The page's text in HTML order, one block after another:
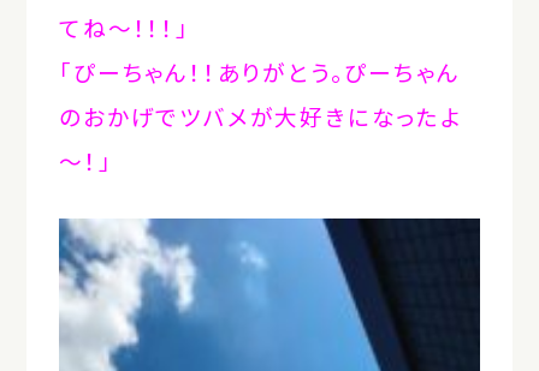
てね～！！！」
「ぴーちゃん！！ありがとう。ぴーちゃん
のおかげでツバメが大好きになったよ
～！」